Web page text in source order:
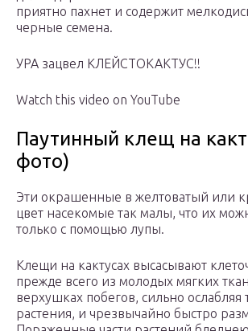
приятно пахнет и содержит
черные семена.
УРА зацвел КЛЕЙСТОКАКТУС!!
Watch this video on YouTube
Паутинный клещ на
фото)
Эти окрашенные в желтоватый или
цвет насекомые так малы, что их
только с помощью лупы.
Клещи на кактусах высасывают
прежде всего из молодых мягких
верхушках побегов, сильно
растения, и чрезвычайно быстро